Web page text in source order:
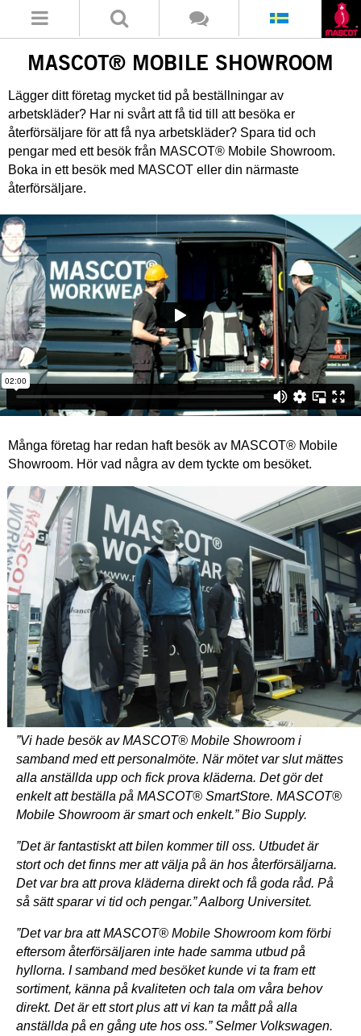
MASCOT® MOBILE SHOWROOM
Lägger ditt företag mycket tid på beställningar av
arbetskläder? Har ni svårt att få tid till att besöka er
återförsäljare för att få nya arbetskläder? Spara tid och
pengar med ett besök från MASCOT® Mobile Showroom.
Boka in ett besök med MASCOT eller din närmaste
återförsäljare.
Många företag har redan haft besök av MASCOT® Mobile
Showroom. Hör vad några av dem tyckte om besöket.
”Vi hade besök av MASCOT® Mobile Showroom i
samband med ett personalmöte. När mötet var slut mättes
alla anställda upp och fick prova kläderna. Det gör det
enkelt att beställa på MASCOT® SmartStore. MASCOT®
Mobile Showroom är smart och enkelt.” Bio Supply.
”Det är fantastiskt att bilen kommer till oss. Utbudet är
stort och det finns mer att välja på än hos återförsäljarna.
Det var bra att prova kläderna direkt och få goda råd. På
så sätt sparar vi tid och pengar.” Aalborg Universitet.
”Det var bra att MASCOT® Mobile Showroom kom förbi
eftersom återförsäljaren inte hade samma utbud på
hyllorna. I samband med besöket kunde vi ta fram ett
sortiment, känna på kvaliteten och tala om våra behov
direkt. Det är ett stort plus att vi kan ta mått på alla
anställda på en gång ute hos oss.” Selmer Volkswagen.